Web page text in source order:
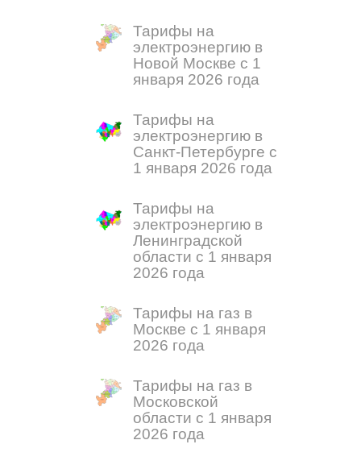
Тарифы на
электроэнергию в
Новой Москве с 1
января 2026 года
Тарифы на
электроэнергию в
Санкт-Петербурге с
1 января 2026 года
Тарифы на
электроэнергию в
Ленинградской
области с 1 января
2026 года
Тарифы на газ в
Москве с 1 января
2026 года
Тарифы на газ в
Московской
области с 1 января
2026 года